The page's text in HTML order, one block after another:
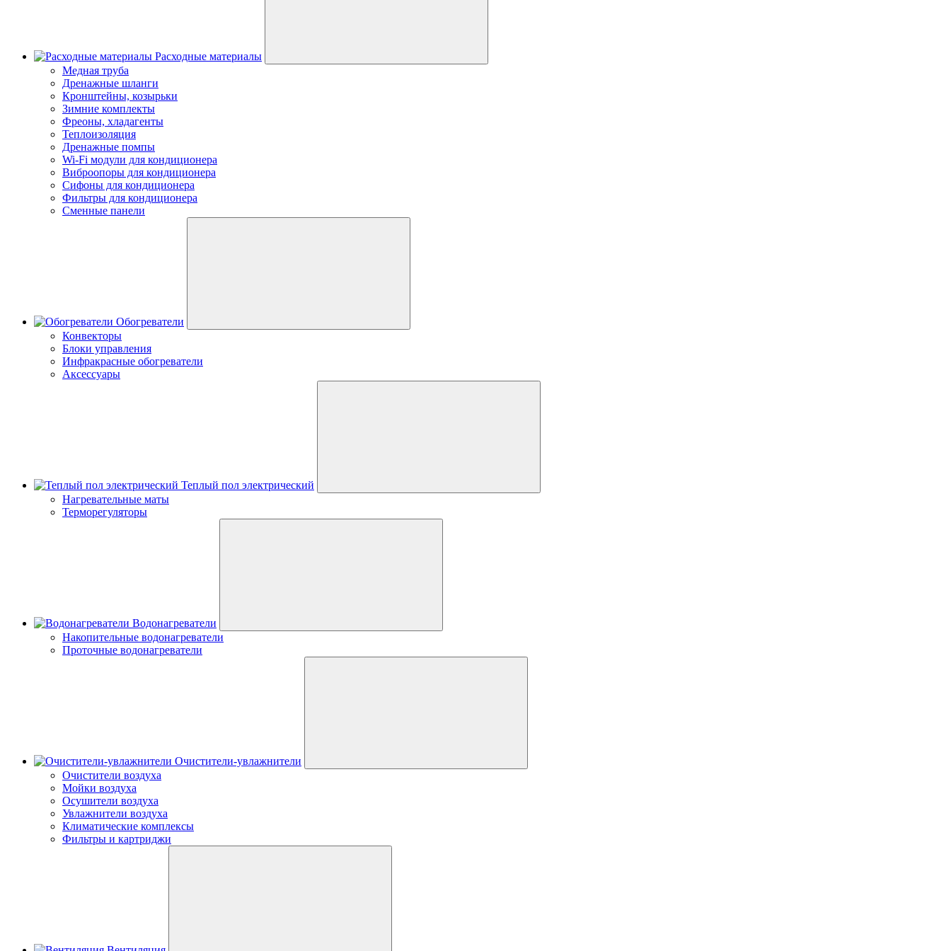
Расходные материалы
Медная труба
Дренажные шланги
Кронштейны, козырьки
Зимние комплекты
Фреоны, хладагенты
Теплоизоляция
Дренажные помпы
Wi-Fi модули для кондиционера
Виброопоры для кондиционера
Сифоны для кондиционера
Фильтры для кондиционера
Сменные панели
Обогреватели
Конвекторы
Блоки управления
Инфракрасные обогреватели
Аксессуары
Теплый пол электрический
Нагревательные маты
Терморегуляторы
Водонагреватели
Накопительные водонагреватели
Проточные водонагреватели
Очистители-увлажнители
Очистители воздуха
Мойки воздуха
Осушители воздуха
Увлажнители воздуха
Климатические комплексы
Фильтры и картриджи